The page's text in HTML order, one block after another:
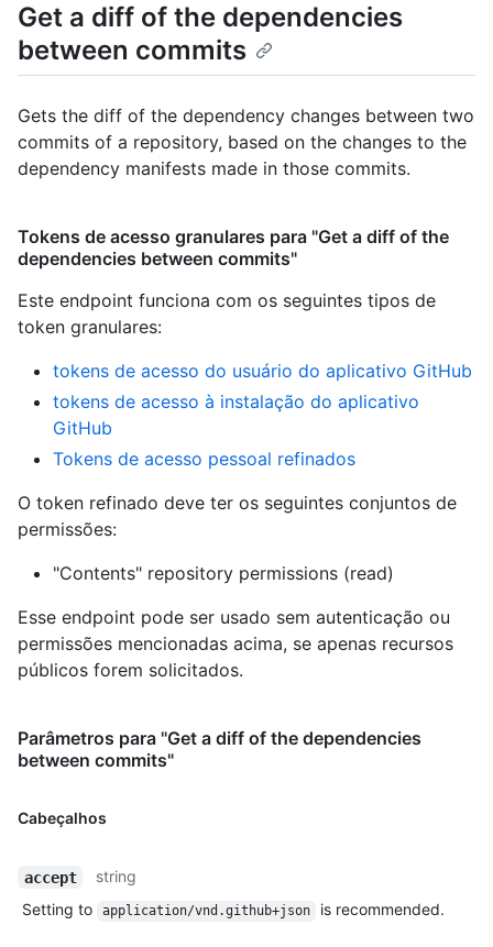
Get a diff of the dependencies
between commits
Gets the diff of the dependency changes between two
commits of a repository, based on the changes to the
dependency manifests made in those commits.
Tokens de acesso granulares para "Get a diff of the
dependencies between commits"
Este endpoint funciona com os seguintes tipos de
token granulares:
tokens de acesso do usuário do aplicativo GitHub
tokens de acesso à instalação do aplicativo
GitHub
Tokens de acesso pessoal refinados
O token refinado deve ter os seguintes conjuntos de
permissões:
"Contents" repository permissions (read)
Esse endpoint pode ser usado sem autenticação ou
permissões mencionadas acima, se apenas recursos
públicos forem solicitados.
Parâmetros para "Get a diff of the dependencies
between commits"
Cabeçalhos
accept
string
Setting to
application/vnd.github+json is recommended.